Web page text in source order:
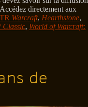
directement aux
Warcraft, Hearthstone,
Classic, World of Warcraft:
de